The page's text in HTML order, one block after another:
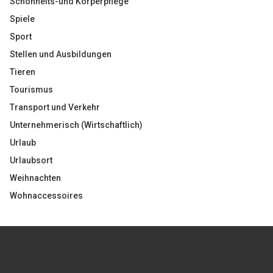
Spiele
Sport
Stellen und Ausbildungen
Tieren
Tourismus
Transport und Verkehr
Unternehmerisch (Wirtschaftlich)
Urlaub
Urlaubsort
Weihnachten
Wohnaccessoires